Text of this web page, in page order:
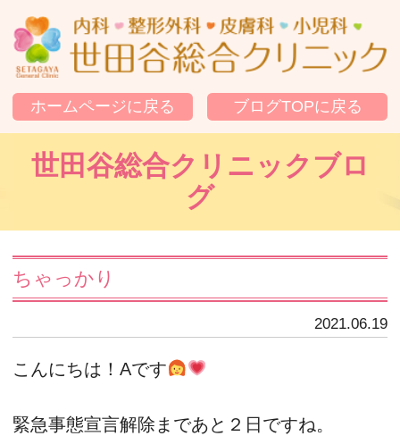
ホームページに戻る ブログTOPに戻る
世田谷総合クリニックブロ
グ
ちゃっかり
2021.06.19
こんにちは！Aです
緊急事態宣言解除まであと２日ですね。